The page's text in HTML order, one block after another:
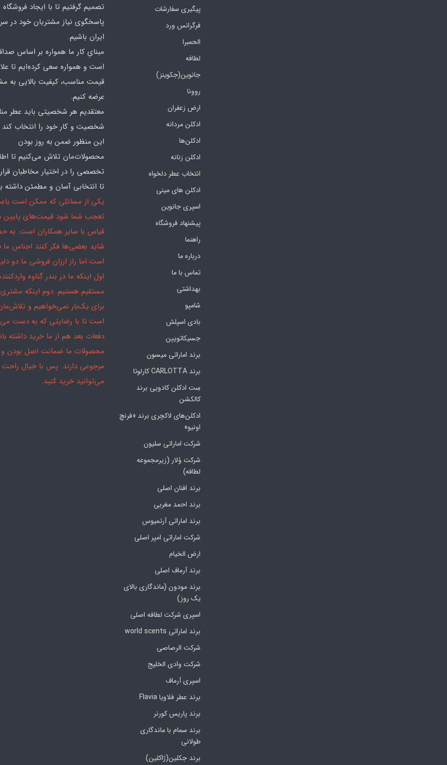
پیگیری سفارشات
فرگرانس ورد
الحمبرا
لطافه
جانوین(جکوینز)
روونا
ارض زعفران
ادکلن مردانه
ادکلن‌ها
ادکلن زنانه
انتخاب عطر دلخواه
ادکلن های مینی
اسپری جانوین
پیشنهاد فروشگاه
راهنما
درباره ما
تماس با ما
بهداشتی
شامپو
بادی اسپلش
جسیکاتویین
برند اماراتی میسون
برند CARLOTTA کارلوتا
سِت ادکلن کادویی برند
کالکشن
ادکلن‌های لاکچری برند «فرنچ
اونیو»
شرکت اماراتی سلیون
شرکت وُلار (زیرمجموعه
لطافه)
برند افنان اصلی
برند احمد مغربی
برند اماراتی آرتمیوس
شرکت اماراتی امپر اصلی
ارض الخیام
برند آرماف اصلی
برند مودون (ماندگاری بالای
یک روز)
اسپری شرکت لطافه اصلی
برند اماراتی world scents
شرکت الرصاصی
شرکت وادی الخلیج
اسپری آرماف
برند عطر فلاویا Flavia
برند پاریس کورنر
برند سمام با ماندگاری
طولانی
برند جکلین(ژاکلین)
تصمیم گرفتیم تا با ایجاد فروشگاه
پاسخگوی نیاز مشتریان خود در
ایران باشیم.
مبنایِ کار ما همواره بر اساس
است و همواره سعی کرده‌ایم تا
قیمت مناسب، کیفیت بالایی به
عرضه کنیم.
معتقدیم هر شخصیتی باید عطر
شخصیت و کار خود را انتخاب کند
این منظور ضمن به روز بودن
محصولات‌مان تلاش می‌کنیم تا
تخصصی را در اختیار مخاطبان
تا انتخابی آسان و مطمئن داشته
یکی از مسائلی که ممکن است
تعجب شما شود قیمت‌های پایین
قیاس با سایر همکاران است. به
شاید بعضی‌ها فکر کنند اجناس
است اما راز ارزان فروشی ما دو
اول اینکه ما در بندر گناوه
مستقیم هستیم. دوم اینکه
برای یک‌بار نمی‌خواهیم و
است تا با رضایتی که به دست
دفعات بعد هم از ما خرید داشته
محصولات ما ضمانت اصل بودن و
مرجوعی دارند. پس با خیال راحت
می‌توانید خرید کنید.